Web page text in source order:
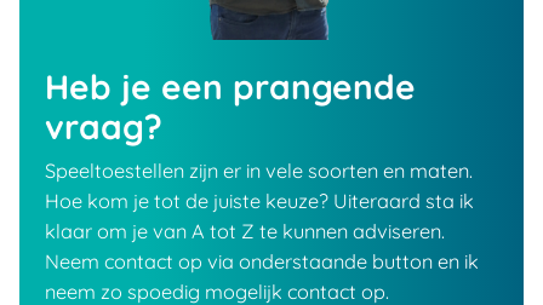
Heb je een prangende
vraag?
Speeltoestellen zijn er in vele soorten en maten.
Hoe kom je tot de juiste keuze? Uiteraard sta ik
klaar om je van A tot Z te kunnen adviseren.
Neem contact op via onderstaande button en ik
neem zo spoedig mogelijk contact op.